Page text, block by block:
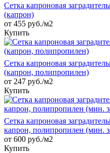
Сетка капроновая
(капрон)
от 455 руб./м2
Купить
Сетка капроновая
(капрон, полипропилен)
от 247 руб./м2
Купить
Сетка капроновая
капрон, полипропилен (мин.
от 600 руб./м2
Купить